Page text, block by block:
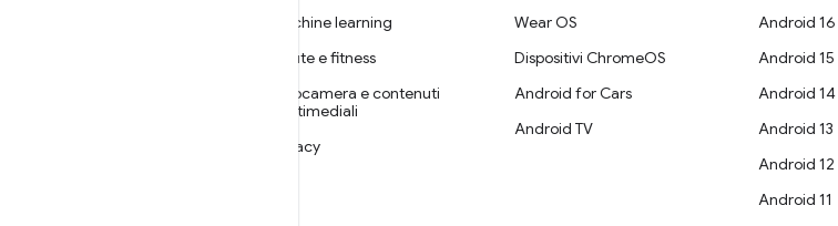
Machine learning
Salute e fitness
Fotocamera e contenuti
multimediali
Privacy
Wear OS
Dispositivi ChromeOS
Android for Cars
Android TV
Android 16
Android 15
Android 14
Android 13
Android 12
Android 11